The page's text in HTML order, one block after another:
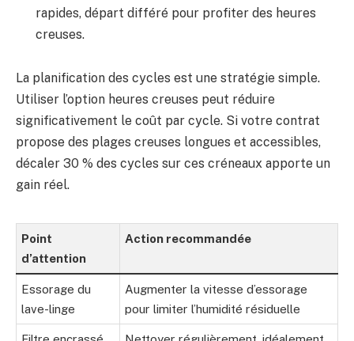
rapides, départ différé pour profiter des heures
creuses.
La planification des cycles est une stratégie simple.
Utiliser l’option heures creuses peut réduire
significativement le coût par cycle. Si votre contrat
propose des plages creuses longues et accessibles,
décaler 30 % des cycles sur ces créneaux apporte un
gain réel.
Point
d’attention
Action recommandée
Essorage du
lave-linge
Augmenter la vitesse d’essorage
pour limiter l’humidité résiduelle